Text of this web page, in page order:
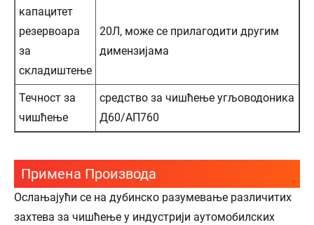
капацитет
резервоара
за
складиштење
20Л, може се прилагодити другим
димензијама
Течност за
чишћење
средство за чишћење угљоводоника
Д60/АП760
Примена Производа
Ослањајући се на дубинско разумевање различитих
захтева за чишћење у индустрији аутомобилских